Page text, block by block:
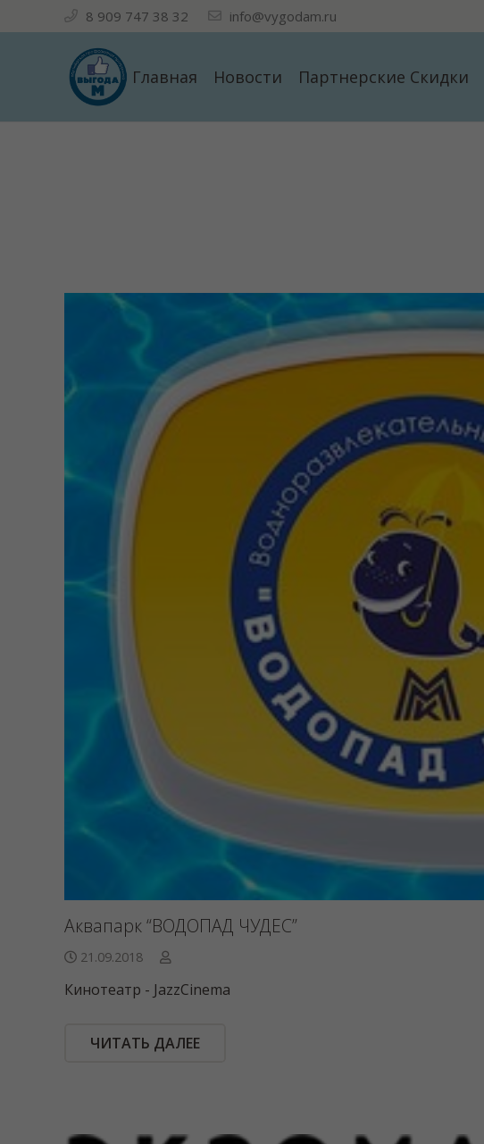
8 909 747 38 32 info@vygodam.ru
Главная Новости Партнерские Скидки
Аквапарк “ВОДОПАД ЧУДЕС”
21.09.2018
Кинотеатр - JazzCinema
ЧИТАТЬ ДАЛЕЕ